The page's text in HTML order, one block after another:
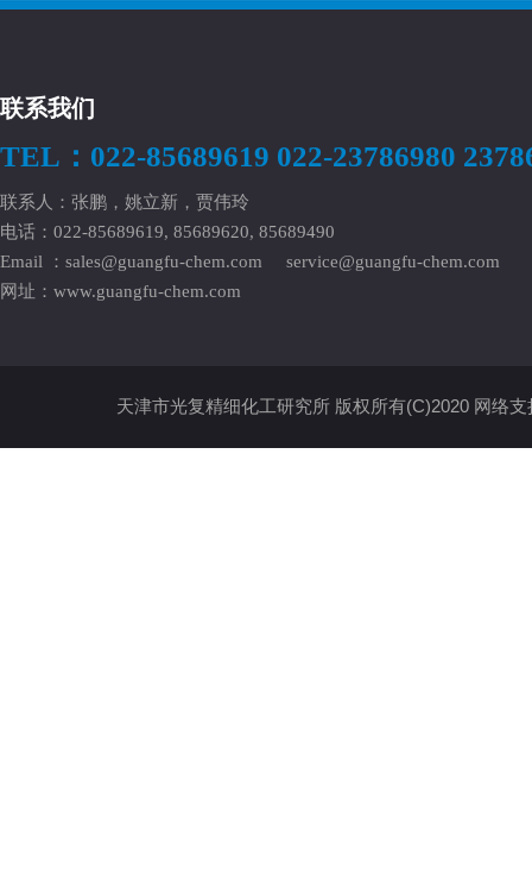
联系我们
TEL：022-85689619 022-23786980
联系人：张鹏，姚立新，贾伟玲
电话：022-85689619, 85689620, 85689490
Email ： sales@guangfu-chem.com
service@guangfu-chem.com
网址： www.guangfu-chem.com
天津市光复精细化工研究所版权所有(C)2020 网络支